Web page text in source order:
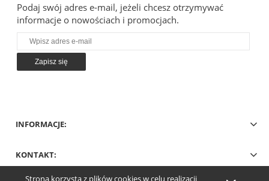
Strona korzysta z plików cookies w celu realizacji
Podaj swój adres e-mail, jeżeli chcesz otrzymywać
informacje o nowościach i promocjach.
Zapisz się
INFORMACJE:
KONTAKT: